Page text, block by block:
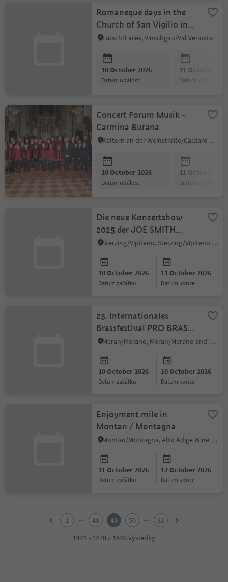
Romaneque days in the
Church of San Vigilio in
Morter
Latsch/Laces, Vinschgau/Val Venosta
10 October 2026
datum události
11 October
datum události
Concert Forum Musik -
Carmina Burana
Kaltern an der Weinstraße/Caldaro sulla Strada del Vino, Alto Adige Wine Road
10 October 2026
datum události
11 October
datum události
Die neue Konzertshow
2025 der JOE SMITH
BAND
Sterzing/Vipiteno, Sterzing/Vipiteno and environs
10 October 2026
datum začátku
11 October 2026
datum konce
25. Internationales
Brassfestival PRO BRASS
– Der musikalische
Meran/Merano, Meran/Merano and environs
10 October 2026
datum začátku
10 October 2026
datum konce
Enjoyment mile in
Montan / Montagna
Montan/Montagna, Alto Adige Wine Road
11 October 2026
datum začátku
12 October 2026
datum konce
1 ... 48 49 50 ...
62
1441 - 1470 z 1840 výsledky